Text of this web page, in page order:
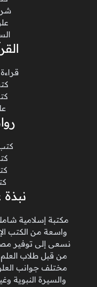
مكتبة إسلامية
واسعة من الكتب
نسعى إلى توفير
من قبل طلاب العلم
مختلف جوانب
والسيرة النبوية